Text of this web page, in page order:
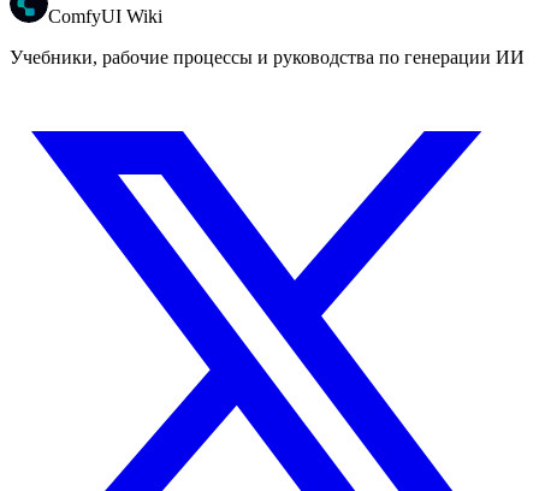
ComfyUI Wiki
Учебники, рабочие процессы и руководства по генерации ИИ